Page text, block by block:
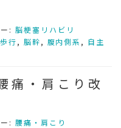
ー:脳梗塞リハビリ
歩行, 脳幹, 腹内側系 , 自主
痛・肩こり改
ー:腰痛・肩こり